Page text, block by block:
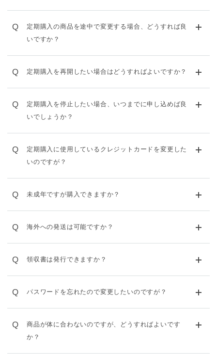
Q
定期購入の商品を途中で変更する場合、どうすれば良
いですか？
Q 定期購入を再開したい場合はどうすればよいですか？
Q
定期購入を停止したい場合、いつまでに申し込めば良
いでしょうか？
Q
定期購入に使用しているクレジットカードを変更した
いのですが？
Q 未成年ですが購入できますか？
Q 海外への発送は可能ですか？
Q 領収書は発行できますか？
Q パスワードを忘れたので変更したいのですが？
Q
商品が体に合わないのですが、どうすればよいです
か？